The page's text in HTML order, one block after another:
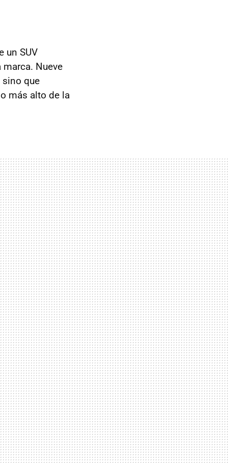
un SUV
Nueve
que
más alto de la